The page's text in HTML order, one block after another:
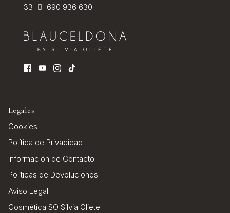
33
690 936 630
Legales
Cookies
Política de Privacidad
Información de Contacto
Políticas de Devoluciones
Aviso Legal
Cosmética SO Silvia Oliete